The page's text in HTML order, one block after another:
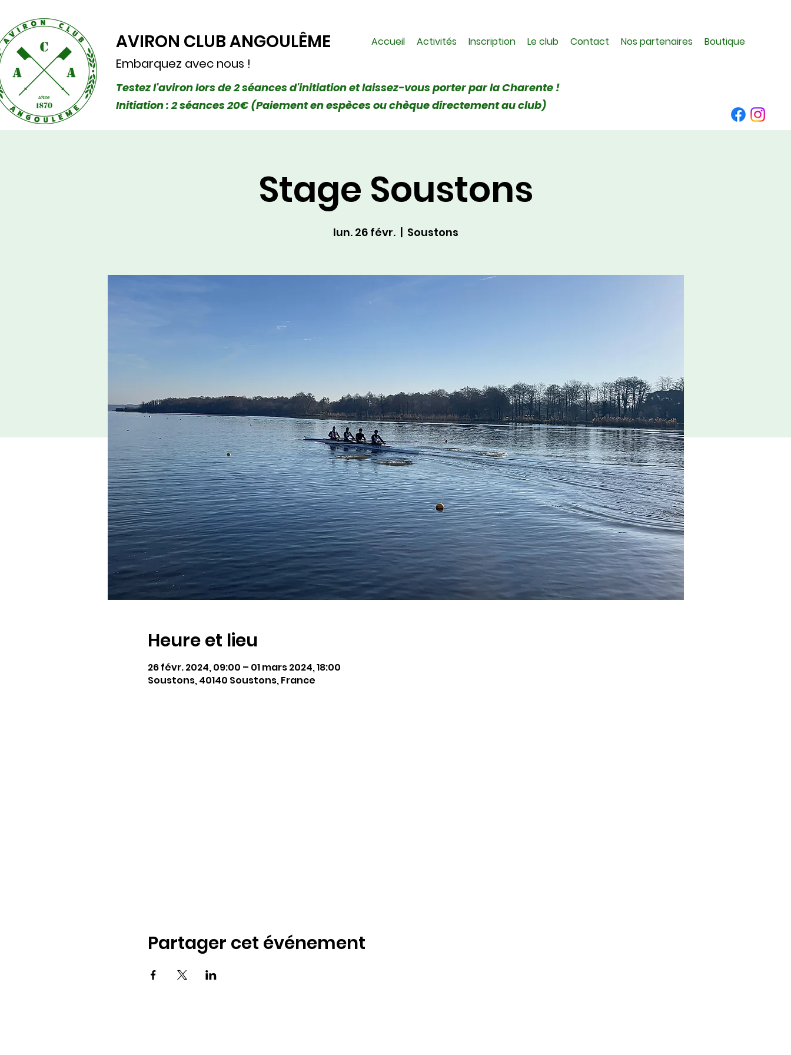
Accueil Activités Inscription Le club Contact Nos partenaires Boutique
Embarquez avec nous !
Testez l'aviron lors de 2 séances d'initiation et laissez-vous porter par la Charente !
Initiation : 2 séances 20€ (Paiement en espèces ou chèque directement au club)
AVIRON CLUB ANGOULÊME
Stage Soustons
lun. 26 févr.
  |
Soustons
Heure et lieu
26 févr. 2024, 09:00 – 01 mars 2024, 18:00
Soustons, 40140 Soustons, France
Partager cet événement